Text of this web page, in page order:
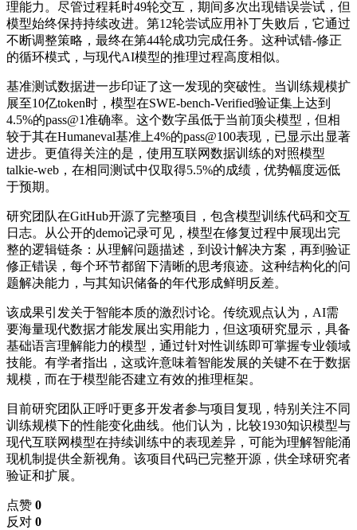
理能力。尽管过程耗时49轮交互，期间多次出现错误尝试，但
模型始终保持持续改进。第12轮尝试应用补丁失败后，它通过
不断调整策略，最终在第44轮成功完成任务。这种试错-修正
的循环模式，与现代AI模型的推理过程高度相似。
基准测试数据进一步印证了这一发现的突破性。当训练规模扩
展至10亿token时，模型在SWE-bench-Verified验证集上达到
4.5%的pass@1准确率。这个数字虽低于当前顶尖模型，但相
较于其在Humaneval基准上4%的pass@100表现，已显示出显著
进步。更值得关注的是，使用互联网数据训练的对照模型
talkie-web，在相同测试中仅取得5.5%的成绩，优势幅度远低
于预期。
研究团队在GitHub开源了完整项目，包含模型训练代码和交互
日志。从公开的demo记录可见，模型在修复过程中展现出完
整的逻辑链条：从理解问题描述，到设计解决方案，再到验证
修正错误，每个环节都留下清晰的思考痕迹。这种结构化的问
题解决能力，与其知识储备的年代形成鲜明反差。
该成果引发关于智能本质的激烈讨论。传统观点认为，AI需
要海量现代数据才能发展出实用能力，但这项研究显示，具备
基础语言理解能力的模型，通过针对性训练即可掌握专业领域
技能。有学者指出，这或许意味着智能发展的关键不在于数据
规模，而在于模型能否建立有效的推理框架。
目前研究团队正呼吁更多开发者参与项目复现，特别关注不同
训练规模下的性能变化曲线。他们认为，比较1930知识模型与
现代互联网模型在持续训练中的表现差异，可能为理解智能涌
现机制提供全新视角。该项目代码已完整开源，供全球研究者
验证和扩展。
点赞 0
反对 0